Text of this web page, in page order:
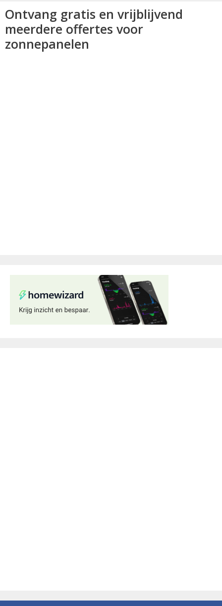
Ontvang gratis en vrijblijvend
meerdere offertes voor
zonnepanelen